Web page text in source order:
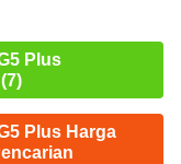
Plus
Plus Harga